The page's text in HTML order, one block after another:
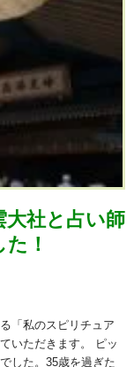
社と占い師
！
「私のスピリチュア
いただきます。 ピッ
した。35歳を過ぎた